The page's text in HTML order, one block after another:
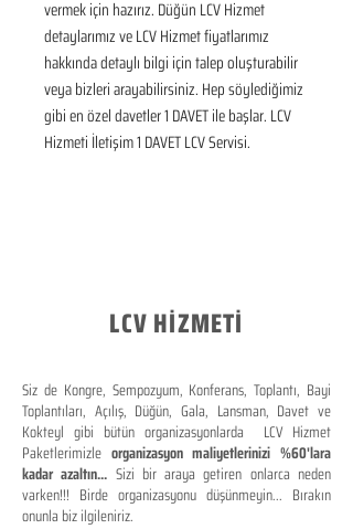
vermek için hazırız. Düğün LCV Hizmet
detaylarımız ve LCV Hizmet fiyatlarımız
hakkında detaylı bilgi için talep oluşturabilir
veya bizleri arayabilirsiniz. Hep söylediğimiz
gibi en özel davetler 1 DAVET ile başlar. LCV
Hizmeti İletişim 1 DAVET LCV Servisi.
LCV HİZMETİ
Siz de Kongre, Sempozyum, Konferans, Toplantı, Bayi
Toplantıları, Açılış, Düğün, Gala, Lansman, Davet ve
Kokteyl gibi bütün organizasyonlarda LCV Hizmet
Paketlerimizle organizasyon maliyetlerinizi %60'lara
kadar azaltın... Sizi bir araya getiren onlarca neden
varken!!! Birde organizasyonu düşünmeyin... Bırakın
onunla biz ilgileniriz.